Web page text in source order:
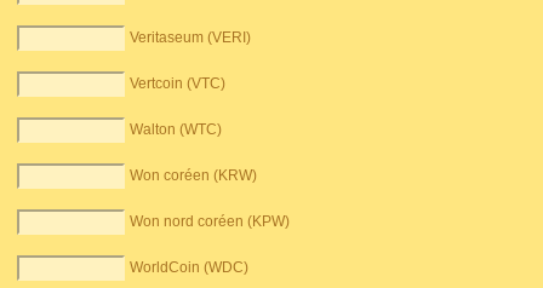
Veritaseum (VERI)
Vertcoin (VTC)
Walton (WTC)
Won coréen (KRW)
Won nord coréen (KPW)
WorldCoin (WDC)